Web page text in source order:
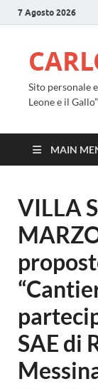
7 Agosto 2026
Sito personale
Leone e il
MAIN
VILLA
SAE di